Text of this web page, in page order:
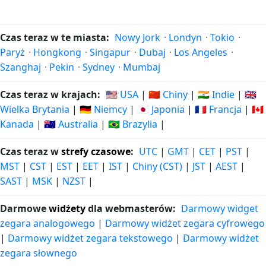
25 dni
temu
15.07.2026
dni
za
3.09.2026
26 dni
temu
14.07.2026
26
dni
za
4.09.2026
27 dni
temu
27
za
28 dni
temu
12.07.2026
dni
za
6.09.2026
29 dni
temu
29
Czas teraz w te miasta: Nowy Jork · Londyn · Tokio ·
Paryż · Hongkong · Singapur · Dubaj · Los Angeles ·
Szanghaj · Pekin · Sydney · Mumbaj
Czas teraz w krajach: 🇺🇸 USA | 🇨🇳 Chiny | 🇮🇳 Indie | 🇬🇧
Wielka Brytania | 🇩🇪 Niemcy | 🇯🇵 Japonia | 🇫🇷 Francja | 🇨🇦
Kanada | 🇦🇺 Australia | 🇧🇷 Brazylia |
Czas teraz wstrefy czasowe: UTC | GMT | CET | PST |
MST | CST | EST | EET | IST | Chiny (CST) | JST | AEST |
SAST | MSK | NZST |
Darmowewidżetydla webmasterów: Darmowy widget
zegara analogowego | Darmowy widżet zegara cyfrowego
| Darmowy widżet zegara tekstowego | Darmowy widżet
zegara słownego